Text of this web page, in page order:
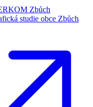
Zbůch
studie obce Zbůch